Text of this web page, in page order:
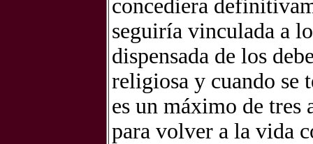
concediera
seguiría vinculada a
dispensada de los
religiosa y cuando se
es un máximo de tres
para volver a la vida